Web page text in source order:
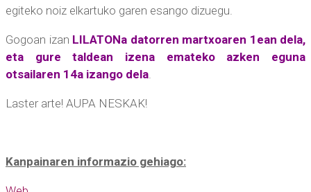
egiteko noiz elkartuko garen esango dizuegu.
Gogoan izan LILATONa datorren martxoaren 1ean dela,
eta gure taldean izena emateko azken eguna
otsailaren 14a izango dela.
Laster arte! AUPA NESKAK!
Kanpainaren informazio gehiago: